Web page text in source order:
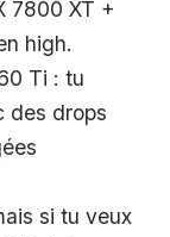
7800 XT +
high.
Ti : tu
des drops
si tu veux